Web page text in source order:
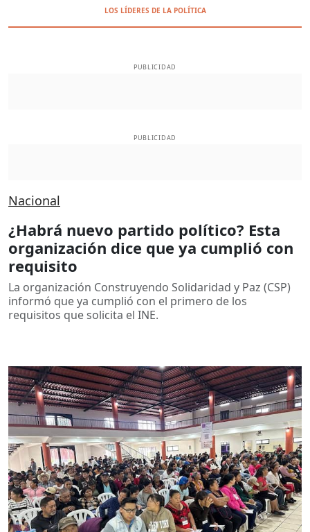
LOS LÍDERES DE LA POLÍTICA
PUBLICIDAD
PUBLICIDAD
Nacional
¿Habrá nuevo partido político? Esta
organización dice que ya cumplió con
requisito
La organización Construyendo Solidaridad y Paz (CSP)
informó que ya cumplió con el primero de los
requisitos que solicita el INE.